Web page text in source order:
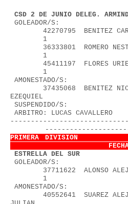
CSD 2 DE JUNIO DELEG.
GOLEADOR/S:
42270795  BENITEZ
1
36333801  ROMERO
1
45411197
1
AMONESTADO/S:
37435068  BENITEZ
EZEQUIEL
SUSPENDIDO/S:
ARBITRO: LUCAS
PRIMERA
ESTRELLA DEL SUR
GOLEADOR/S:
37711622  ALONSO
1
AMONESTADO/S:
40552641  SUAREZ